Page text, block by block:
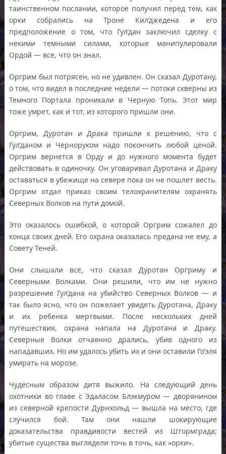
таинственном послании, которое получил перед тем, как
орки собрались на Троне Кил’джедена и его
предположение о том, что Гул’дан заключил сделку с
некими темными силами, которые манипулировали
Ордой — все, что он знал.
Оргрим был потрясен, но не удивлен. Он сказал Дуротану,
о том, что видел в последние недели — потоки скверны из
Темного Портала проникали в Черную Топь. Этот мир
тоже умрет, как и тот, из которого пришли они.
Оргрим, Дуротан и Драка пришли к решению, что с
Гул’даном и Черноруком надо покончить любой ценой.
Оргрим вернется в Орду и до нужного момента будет
действовать в одиночку. Он уговаривал Дуротана и Драку
оставаться в убежище на севере пока он не пошлет весть.
Оргрим отдал приказ своим телохранителям охранять
Северных Волков на пути домой.
Это оказалось ошибкой, о которой Оргрим сожалел до
конца своих дней. Его охрана оказалась предана не ему, а
Совету Теней.
Они слышали все, что сказал Дуротан Оргриму и
Северными Волками. Они решили, что им не нужно
разрешение Гул’дана на убийство Северных Волков — и
так было ясно, что он пожелает увидеть Дуротана, Драку
и их ребенка мертвыми. После нескольких дней
путешествия, охрана напала на Дуротана и Драку.
Северные Волки отчаянно дрались, убив одного из
нападавших. Но им удалось убить их и они оставили Го’эля
умирать на морозе.
Чудесным образом дитя выжило. На следующий день
охотники во главе с Эдаласом Блэкмуром — дворянином
из северной крепости Дурнхольд — вышла на место, где
случился бой. Там они нашли шокирующие
доказательства правдивости вестей из Штормграда;
убитые существа выглядели точь в точь, как «орки».